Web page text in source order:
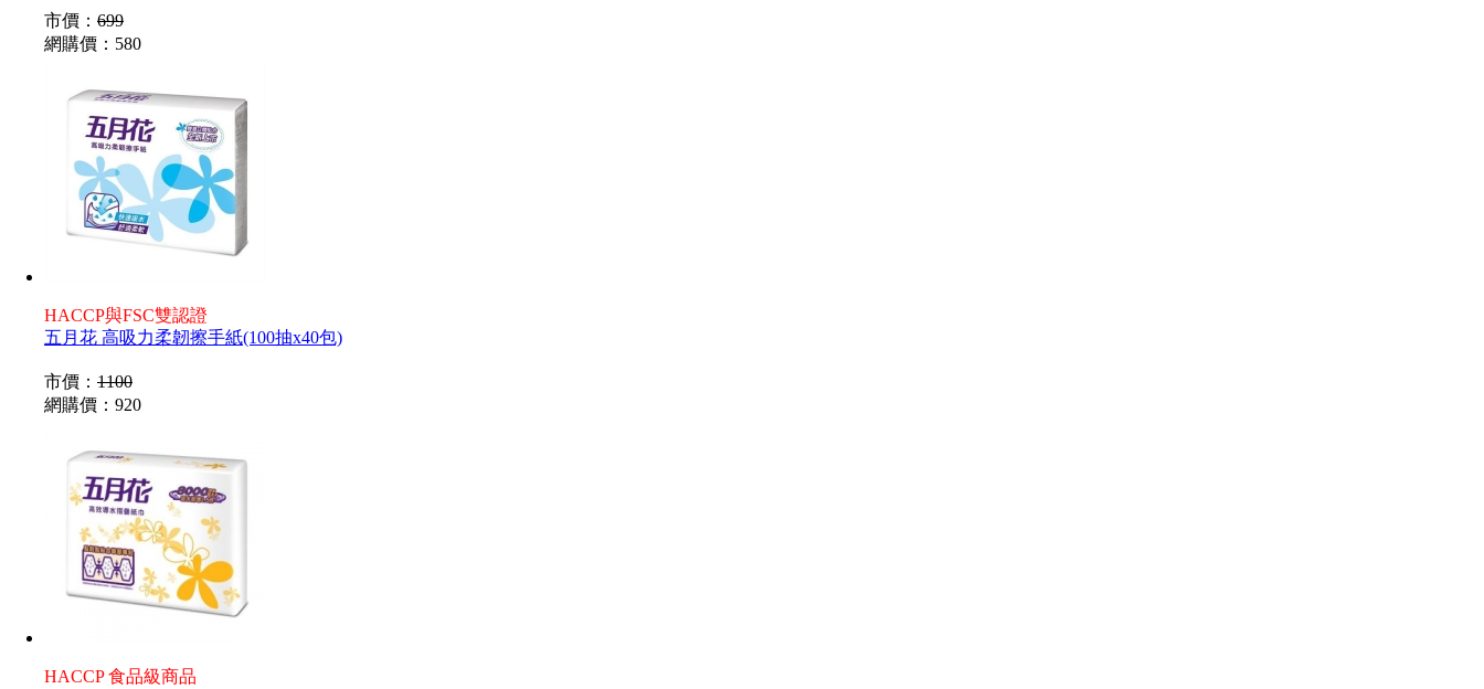
市價： 699
網購價： 580
HACCP與FSC雙認證
五月花 高吸力柔韌擦手紙(100抽x40包)
市價： 1100
網購價： 920
HACCP 食品級商品